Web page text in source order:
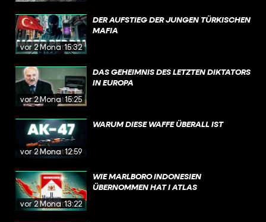
vor 2 Monaten15:32
DER AUFSTIEG DER JUNGEN TÜRKISCHEN
MAFIA
vor 2 Monaten15:25
DAS GEHEIMNIS DES LETZTEN DIKTATORS
IN EUROPA
vor 2 Monaten12:59
WARUM DIESE WAFFE ÜBERALL IST
vor 2 Monaten13:22
WIE MARLBORO INDONESIEN
ÜBERNOMMEN HAT I ATLAS